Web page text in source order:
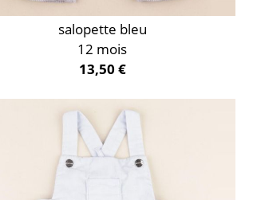
salopette bleu
12 mois
13,50 €